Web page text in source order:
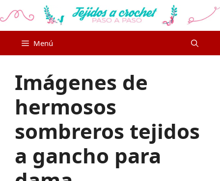
al
Menú
Imágenes de
hermosos
sombreros tejidos
a gancho para